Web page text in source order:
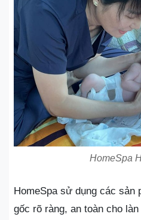
HomeSpa
HomeSpa sử dụng các sản
gốc rõ ràng, an toàn cho